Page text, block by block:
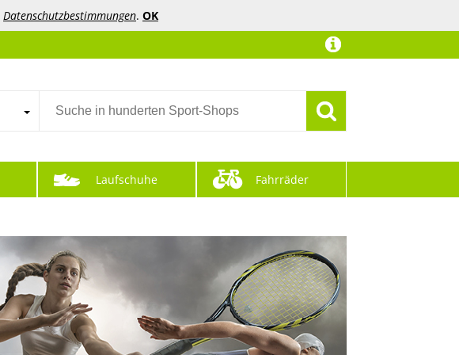
Datenschutzbestimmungen. OK
Laufschuhe Fahrräder